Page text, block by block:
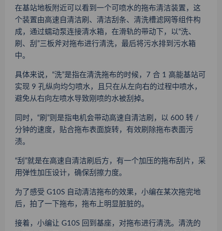
在基站地板附近可以看到一个可喷水的拖布清洁装置，这
个装置由高速自清洁刷、清洁刮条、清洗槽滤网等组件构
成，通过蠕动泵连接清水箱，在滑轨的带动下，以“洗、
刷、刮”三板斧对拖布进行清洗，最后将污水排到污水箱
中。
具体来说，“洗”是指在清洗拖布的时候，7 合 1 高能基站可
实现 9 孔纵向均匀喷水，且只在从左向右的过程中喷水，
避免从右向左喷水导致刚喷的水被刮掉。
同时，“刷”则是指电机会带动高速自清洁刷，以 600 转 /
分钟的速度，贴合拖布表面旋转，有效刷除拖布表面污
渍。
“刮”就是在高速自清洁刷后方，有一个加压的拖布刮片，采
用弹性加压设计，确保刮擦力度。
为了感受 G10S 自动清洁拖布的效果，小编在某次拖完地
后，拍了一下拖布，拖布上明显脏脏的。
接着，小编让 G10S 回到基座，对拖布进行清洗。清洗的